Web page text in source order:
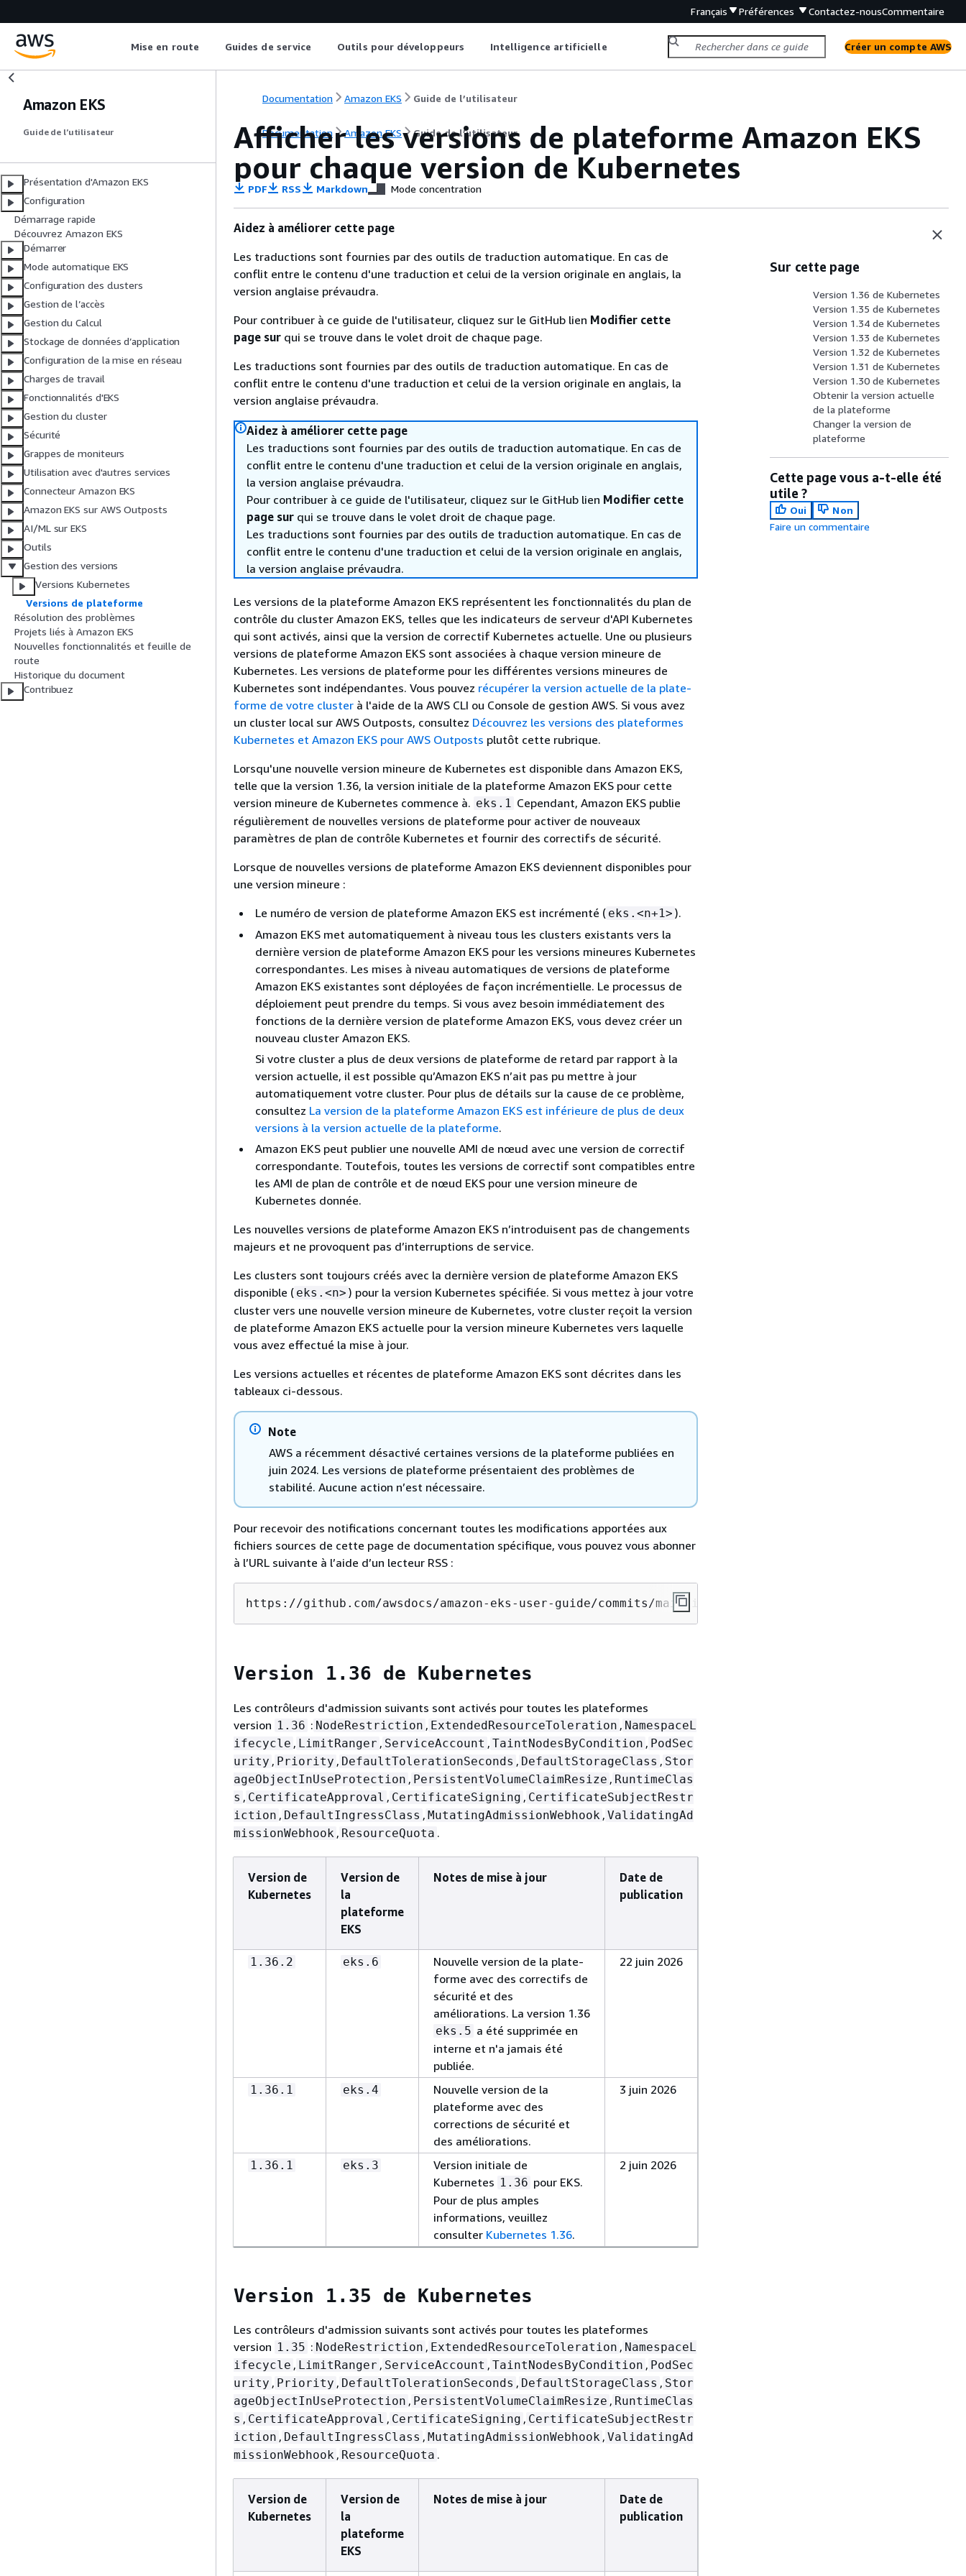
Français Préférences Contactez-nousCommentaire
Mise en route Guides de service Outils pour développeurs Intelligence artificielle Créer un compte AWS
Amazon EKS
Guide de l’utilisateur
Présentation d'Amazon EKS
Configuration
Démarrage rapide
Découvrez Amazon EKS
Démarrer
Mode automatique EKS
Configuration des clusters
Gestion de l’accès
Gestion du Calcul
Stockage de données d’application
Configuration de la mise en réseau
Charges de travail
Fonctionnalités d'EKS
Gestion du cluster
Sécurité
Grappes de moniteurs
Utilisation avec d'autres services
Connecteur Amazon EKS
Amazon EKS sur AWS Outposts
AI/ML sur EKS
Outils
Gestion des versions
Versions Kubernetes
Versions de plateforme
Résolution des problèmes
Projets liés à Amazon EKS
Nouvelles fonctionnalités et feuille de
route
Historique du document
Contribuez
Documentation Amazon EKS Guide de l’utilisateur
Documentation Amazon EKS Guide de l’utilisateur
Afficher les versions de plateforme Amazon EKS
pour chaque version de Kubernetes
PDF RSS Markdown Mode concentration
Aidez à améliorer cette page
Les traductions sont fournies par des outils de traduction automatique. En cas de
conflit entre le contenu d'une traduction et celui de la version originale en anglais, la
version anglaise prévaudra.
Pour contribuer à ce guide de l'utilisateur, cliquez sur le GitHub lien Modifier cette
page sur qui se trouve dans le volet droit de chaque page.
Les traductions sont fournies par des outils de traduction automatique. En cas de
conflit entre le contenu d'une traduction et celui de la version originale en anglais, la
version anglaise prévaudra.
Aidez à améliorer cette page
Les traductions sont fournies par des outils de traduction automatique. En cas de
conflit entre le contenu d'une traduction et celui de la version originale en anglais,
la version anglaise prévaudra.
Pour contribuer à ce guide de l'utilisateur, cliquez sur le GitHub lien Modifier cette
page sur qui se trouve dans le volet droit de chaque page.
Les traductions sont fournies par des outils de traduction automatique. En cas de
conflit entre le contenu d'une traduction et celui de la version originale en anglais,
la version anglaise prévaudra.
Les versions de la plateforme Amazon EKS représentent les fonctionnalités du plan de
contrôle du cluster Amazon EKS, telles que les indicateurs de serveur d'API Kubernetes
qui sont activés, ainsi que la version de correctif Kubernetes actuelle. Une ou plusieurs
versions de plateforme Amazon EKS sont associées à chaque version mineure de
Kubernetes. Les versions de plateforme pour les différentes versions mineures de
Kubernetes sont indépendantes. Vous pouvez récupérer la version actuelle de la plate-
forme de votre cluster à l'aide de la AWS CLI ou Console de gestion AWS. Si vous avez
un cluster local sur AWS Outposts, consultez Découvrez les versions des plateformes
Kubernetes et Amazon EKS pour AWS Outposts plutôt cette rubrique.
Lorsqu'une nouvelle version mineure de Kubernetes est disponible dans Amazon EKS,
telle que la version 1.36, la version initiale de la plateforme Amazon EKS pour cette
version mineure de Kubernetes commence à. eks.1 Cependant, Amazon EKS publie
régulièrement de nouvelles versions de plateforme pour activer de nouveaux
paramètres de plan de contrôle Kubernetes et fournir des correctifs de sécurité.
Lorsque de nouvelles versions de plateforme Amazon EKS deviennent disponibles pour
une version mineure :
Le numéro de version de plateforme Amazon EKS est incrémenté ( eks.<n+1> ).
Amazon EKS met automatiquement à niveau tous les clusters existants vers la
dernière version de plateforme Amazon EKS pour les versions mineures Kubernetes
correspondantes. Les mises à niveau automatiques de versions de plateforme
Amazon EKS existantes sont déployées de façon incrémentielle. Le processus de
déploiement peut prendre du temps. Si vous avez besoin immédiatement des
fonctions de la dernière version de plateforme Amazon EKS, vous devez créer un
nouveau cluster Amazon EKS.
Si votre cluster a plus de deux versions de plateforme de retard par rapport à la
version actuelle, il est possible qu’Amazon EKS n’ait pas pu mettre à jour
automatiquement votre cluster. Pour plus de détails sur la cause de ce problème,
consultez La version de la plateforme Amazon EKS est inférieure de plus de deux
versions à la version actuelle de la plateforme.
Amazon EKS peut publier une nouvelle AMI de nœud avec une version de correctif
correspondante. Toutefois, toutes les versions de correctif sont compatibles entre
les AMI de plan de contrôle et de nœud EKS pour une version mineure de
Kubernetes donnée.
Les nouvelles versions de plateforme Amazon EKS n’introduisent pas de changements
majeurs et ne provoquent pas d’interruptions de service.
Les clusters sont toujours créés avec la dernière version de plateforme Amazon EKS
disponible ( eks.<n> ) pour la version Kubernetes spécifiée. Si vous mettez à jour votre
cluster vers une nouvelle version mineure de Kubernetes, votre cluster reçoit la version
de plateforme Amazon EKS actuelle pour la version mineure Kubernetes vers laquelle
vous avez effectué la mise à jour.
Les versions actuelles et récentes de plateforme Amazon EKS sont décrites dans les
tableaux ci-dessous.
Note
AWS a récemment désactivé certaines versions de la plateforme publiées en
juin 2024. Les versions de plateforme présentaient des problèmes de
stabilité. Aucune action n’est nécessaire.
Pour recevoir des notifications concernant toutes les modifications apportées aux
fichiers sources de cette page de documentation spécifique, vous pouvez vous abonner
à l’URL suivante à l’aide d’un lecteur RSS :
https://github.com/awsdocs/amazon-eks-user-guide/commits/mainline/latest/ug/versioning/platform-
Version 1.36 de Kubernetes
Les contrôleurs d'admission suivants sont activés pour toutes les plateformes
version 1.36 : NodeRestriction , ExtendedResourceToleration , NamespaceL
ifecycle , LimitRanger , ServiceAccount , TaintNodesByCondition , PodSec
urity , Priority , DefaultTolerationSeconds , DefaultStorageClass , Stor
ageObjectInUseProtection , PersistentVolumeClaimResize , RuntimeClas
s , CertificateApproval , CertificateSigning , CertificateSubjectRestr
iction , DefaultIngressClass , MutatingAdmissionWebhook , ValidatingAd
missionWebhook , ResourceQuota .
Version de
Kubernetes
Version de
la
plateforme
EKS
Notes de mise à jour
Date de
publication
1.36.2 eks.6
Nouvelle version de la plate-
forme avec des correctifs de
sécurité et des
améliorations. La version 1.36
eks.5 a été supprimée en
interne et n'a jamais été
publiée.
22 juin 2026
1.36.1 eks.4
Nouvelle version de la
plateforme avec des
corrections de sécurité et
des améliorations.
3 juin 2026
1.36.1 eks.3
Version initiale de
Kubernetes 1.36 pour EKS.
Pour de plus amples
informations, veuillez
consulter Kubernetes 1.36.
2 juin 2026
Version 1.35 de Kubernetes
Les contrôleurs d'admission suivants sont activés pour toutes les plateformes
version 1.35 : NodeRestriction , ExtendedResourceToleration , NamespaceL
ifecycle , LimitRanger , ServiceAccount , TaintNodesByCondition , PodSec
urity , Priority , DefaultTolerationSeconds , DefaultStorageClass , Stor
ageObjectInUseProtection , PersistentVolumeClaimResize , RuntimeClas
s , CertificateApproval , CertificateSigning , CertificateSubjectRestr
iction , DefaultIngressClass , MutatingAdmissionWebhook , ValidatingAd
missionWebhook , ResourceQuota .
Version de
Kubernetes
Version de
la
plateforme
EKS
Notes de mise à jour
Date de
publication
Sur cette page
Version 1.36 de Kubernetes
Version 1.35 de Kubernetes
Version 1.34 de Kubernetes
Version 1.33 de Kubernetes
Version 1.32 de Kubernetes
Version 1.31 de Kubernetes
Version 1.30 de Kubernetes
Obtenir la version actuelle
de la plateforme
Changer la version de
plateforme
Cette page vous a-t-elle été
utile ?
Oui
Non
Faire un commentaire